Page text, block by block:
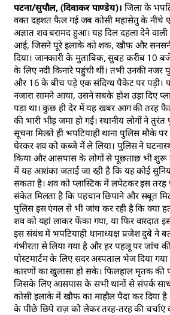
पटना/सुपौल, (दिवाकर पाण्डेय)। जिला के
वक्त दहशत फैल गई जब कोसी महासेतु के नीचे
अज्ञात शव बरामद हुआ। यह दिल दहला देने वाली
आई, जिसने पूरे इलाके को शक, खौफ और
दिया। जानकारी के मुताबिक, सुबह करीब 10
के लिए नदी किनारे पहुंची थीं। तभी उनकी
और 16 के बीच पड़े एक संदिग्ध पैकेट पर पड़ी।
नजारा सामने आया, उसने सबके होश उड़ा दिए
पड़ा था। कुछ ही देर में यह खबर आग की तरह
की भारी भीड़ जमा हो गई। स्थानीय लोगों ने
सूचना मिलते ही भपटियाही थाना पुलिस मौके
घेरकर शव को कब्जे में ले लिया। पुलिस ने
किया और आसपास के लोगों से पूछताछ भी शुरू
में यह आशंका जताई जा रही है कि यह कोई
सकता है। शव को प्लास्टिक में लपेटकर इस
संकेत मिलता है कि पहचान छिपाने और सबूत
पुलिस इस एंगल से भी जांच कर रही है कि क्या
शव को यहां लाकर फेंका गया, या फिर वारदात
इस संबंध में भपटियाही थानाध्यक्ष प्रजेश दुबे ने
गंभीरता से लिया गया है और हर पहलू पर जांच
पोस्टमार्टम के लिए सदर अस्पताल भेज दिया
कारणों का खुलासा हो सके। फिलहाल मृतक की
जिसके लिए आसपास के सभी थानों से संपर्क साधा
कोसी इलाके में खौफ का माहौल पैदा कर दिया
के पीछे छिपे राज़ को लेकर तरह-तरह की चर्चाएं